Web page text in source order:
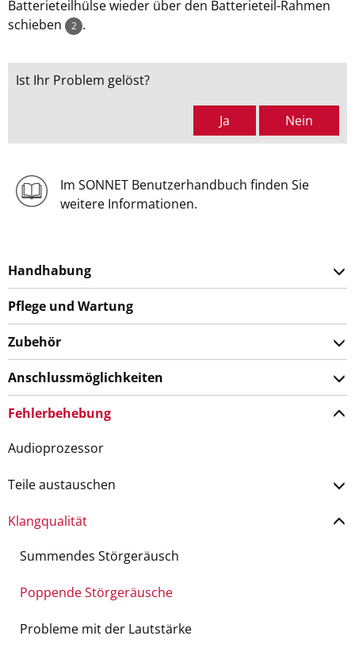
Batterieteilhülse wieder über den Batterieteil-Rahmen
schieben
2 .
Ist Ihr Problem gelöst?
Ja Nein
Im SONNET Benutzerhandbuch finden Sie
weitere Informationen.
Handhabung
Pflege und Wartung
Zubehör
Anschlussmöglichkeiten
Fehlerbehebung
Audioprozessor
Teile austauschen
Klangqualität
Summendes Störgeräusch
Poppende Störgeräusche
Probleme mit der Lautstärke